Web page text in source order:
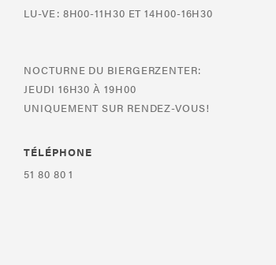
LU-VE: 8H00-11H30 ET 14H00-16H30
NOCTURNE DU BIERGERZENTER:
JEUDI 16H30 À 19H00
UNIQUEMENT SUR RENDEZ-VOUS!
TÉLÉPHONE
51 80 80 1